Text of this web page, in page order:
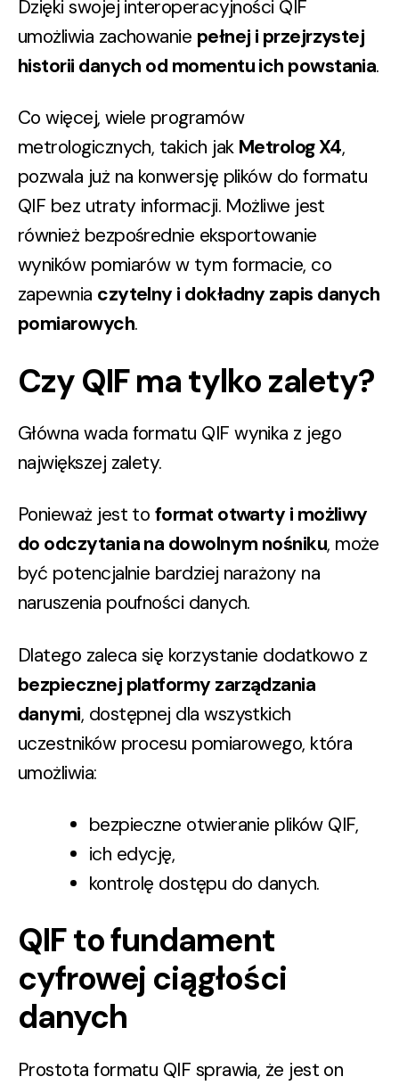
Dzięki swojej interoperacyjności QIF
umożliwia zachowanie pełnej i przejrzystej
historii danych od momentu ich powstania.
Co więcej, wiele programów
metrologicznych, takich jak Metrolog X4,
pozwala już na konwersję plików do formatu
QIF bez utraty informacji. Możliwe jest
również bezpośrednie eksportowanie
wyników pomiarów w tym formacie, co
zapewnia czytelny i dokładny zapis danych
pomiarowych.
Czy QIF ma tylko zalety?
Główna wada formatu QIF wynika z jego
największej zalety.
Ponieważ jest to format otwarty i możliwy
do odczytania na dowolnym nośniku, może
być potencjalnie bardziej narażony na
naruszenia poufności danych.
Dlatego zaleca się korzystanie dodatkowo z
bezpiecznej platformy zarządzania
danymi, dostępnej dla wszystkich
uczestników procesu pomiarowego, która
umożliwia:
bezpieczne otwieranie plików QIF,
ich edycję,
kontrolę dostępu do danych.
QIF to fundament
cyfrowej ciągłości
danych
Prostota formatu QIF sprawia, że jest on